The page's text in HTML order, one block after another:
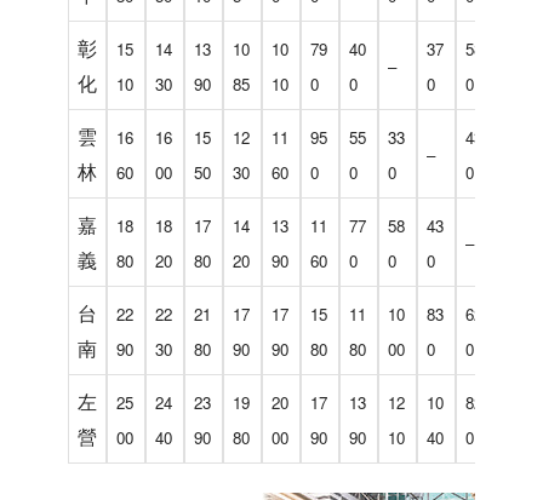
彰
化
15
10
14
30
13
90
10
85
10
10
79
0
40
0
–
37
0
58
0
雲
林
16
60
16
00
15
50
12
30
11
60
95
0
55
0
33
0
–
43
0
嘉
義
18
80
18
20
17
80
14
20
13
90
11
60
77
0
58
0
43
0
–
台
南
22
90
22
30
21
80
17
90
17
90
15
80
11
80
10
00
83
0
62
0
左
營
25
00
24
40
23
90
19
80
20
00
17
90
13
90
12
10
10
40
82
0